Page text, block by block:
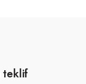
teklif